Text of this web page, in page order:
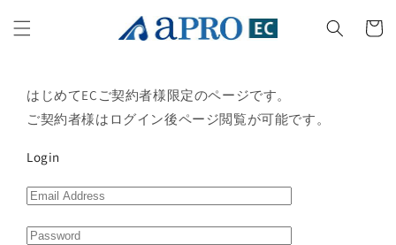
content
Cart
はじめてECご契約者様限定のページです。
ご契約者様はログイン後ページ閲覧が可能です。
Login